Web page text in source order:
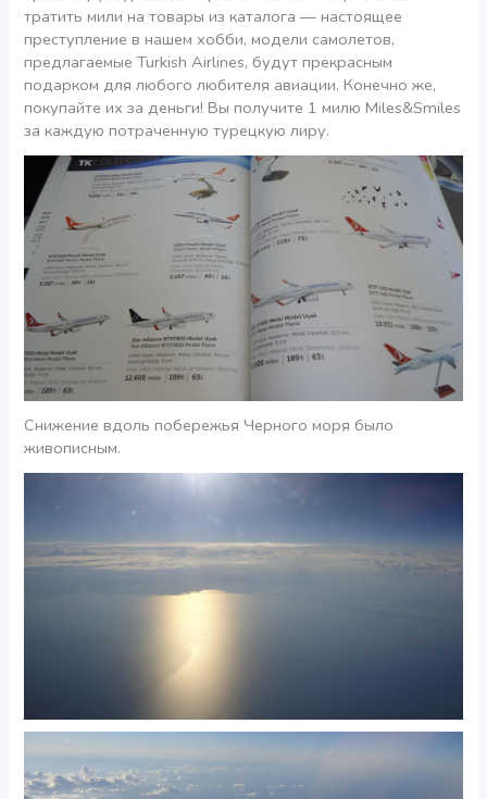
тратить мили на товары из каталога — настоящее
преступление в нашем хобби, модели самолетов,
предлагаемые Turkish Airlines, будут прекрасным
подарком для любого любителя авиации. Конечно же,
покупайте их за деньги! Вы получите 1 милю Miles&Smiles
за каждую потраченную турецкую лиру.
Снижение вдоль побережья Черного моря было
живописным.